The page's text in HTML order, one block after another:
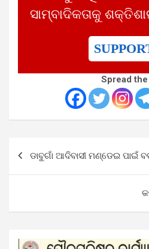
ସାମ୍ବାଦିକତାକୁ
Spread
navigation
ଡାବୁଗାଁ ଆଦିବାସୀ ମଣ୍ଡେଇ ପାଇଁ